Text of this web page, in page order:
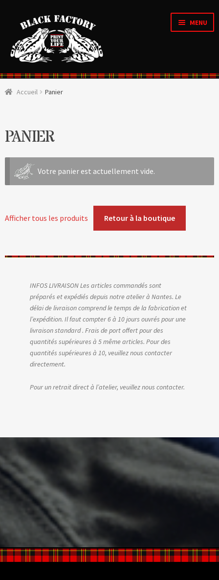
MENU
Accueil
CRÉATIONS D’ARTISTES
Boutique
Personnalisation en ligne
LE
Contact & devis
Accueil Panier
PANIER
Votre panier est actuellement vide.
Afficher tous les produits Retour à la boutique
INFOS LIVRAISON Les articles commandés sont
préparés et expédiés depuis notre atelier à Nantes. Le
délai de livraison comprend le temps de la fabrication et
l’expédition. Il faut compter 6 à 10 jours ouvrés pour une
livraison standard . Frais de port offert pour des
quantités supérieures à 5 même articles. Pour des
quantités supérieures à 10, veuillez nous contacter
directement.
Pour un retrait direct à l’atelier, veuillez nous contacter.